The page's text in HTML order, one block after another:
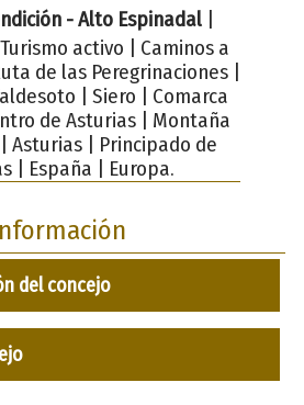
- Alto Espinadal |
activo | Caminos a
de las Peregrinaciones |
| Siero | Comarca
de Asturias | Montaña
Asturias | Principado de
| España | Europa.
del concejo